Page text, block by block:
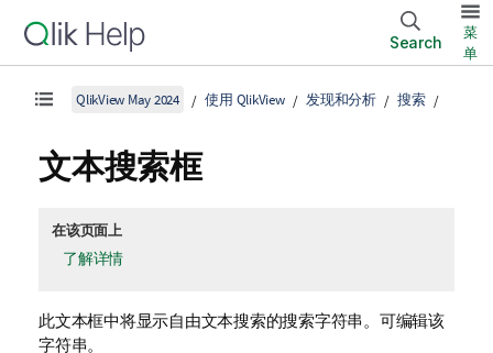
Search
菜
单
QlikView May 2024 使用 QlikView 发现和分析 搜索
文本搜索框
在该页面上
了解详情
此文本框中将显示自由文本搜索的搜索字符串。可编辑该
字符串。